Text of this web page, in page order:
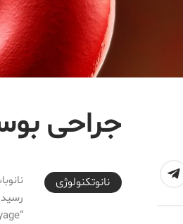
جراحی
08-02T08:05:22+04:30
نانوتکنولوژی